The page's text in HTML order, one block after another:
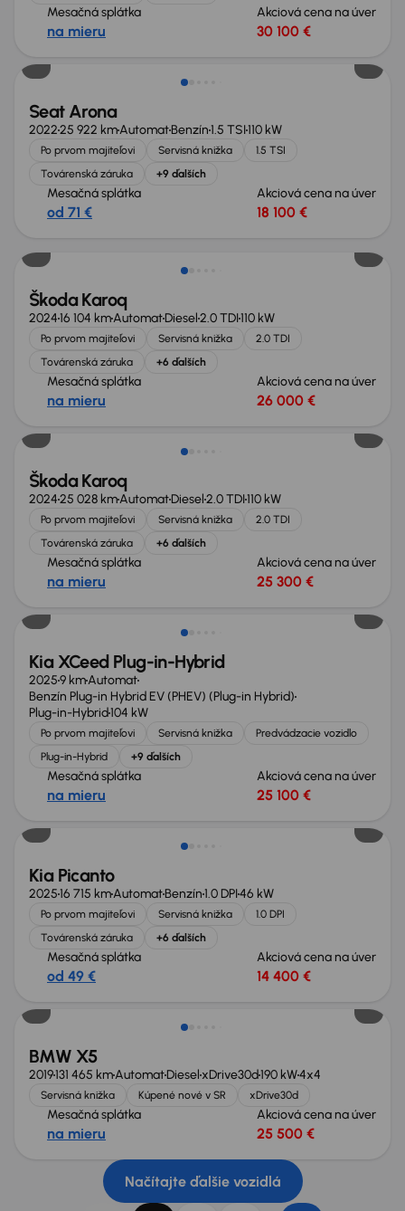
Mesačná splátka
na mieru
Akciová cena na úver
30 100 €
Možnosť odpočtu DPH
Seat Arona
202225 922 kmAutomatBenzín1.5 TSI110 kW
Po prvom majiteľovi Servisná knižka
1.5 TSI
Továrenská záruka
+9 ďalších
Mesačná splátka
od 71 €
Akciová cena na úver
18 100 €
Škoda Karoq
202416 104 kmAutomatDiesel2.0 TDI110 kW
Po prvom majiteľovi Servisná knižka
2.0 TDI
Továrenská záruka
+6 ďalších
Mesačná splátka
na mieru
Akciová cena na úver
26 000 €
Zlacnené o 2 500 €
Škoda Karoq
202425 028 kmAutomatDiesel2.0 TDI110 kW
Po prvom majiteľovi Servisná knižka
2.0 TDI
Továrenská záruka
+6 ďalších
Mesačná splátka
na mieru
Akciová cena na úver
25 300 €
Zlacnené o 1 900 €
Kia XCeed Plug-in-Hybrid
20259 kmAutomat
Benzín Plug-in Hybrid EV (PHEV) (Plug-in Hybrid)
Plug-in-Hybrid104 kW
Po prvom majiteľovi Servisná knižka
Predvádzacie vozidlo
Plug-in-Hybrid
+9 ďalších
Mesačná splátka
na mieru
Akciová cena na úver
25 100 €
Ušetríte 6 200 €
Kia Picanto
202516 715 kmAutomatBenzín1.0 DPI46 kW
Po prvom majiteľovi Servisná knižka
1.0 DPI
Továrenská záruka
+6 ďalších
Mesačná splátka
od 49 €
Akciová cena na úver
14 400 €
Zlacnené o 4 100 €
BMW X5
2019131 465 kmAutomatDiesel xDrive30d190 kW4x4
Servisná knižka Kúpené nové v SR xDrive30d
Mesačná splátka
na mieru
Akciová cena na úver
25 500 €
Načítajte ďalšie vozidlá